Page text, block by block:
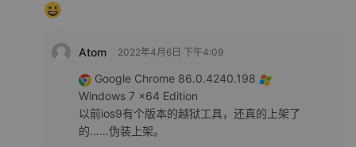
Atom 2022年4月6日 下午4:09
Google Chrome 86.0.4240.198
Windows 7 x64 Edition
以前ios9有个版本的越狱工具，还真的上架了
的……伪装上架。